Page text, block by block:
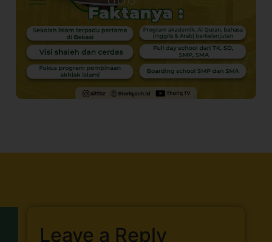
Leave a Reply